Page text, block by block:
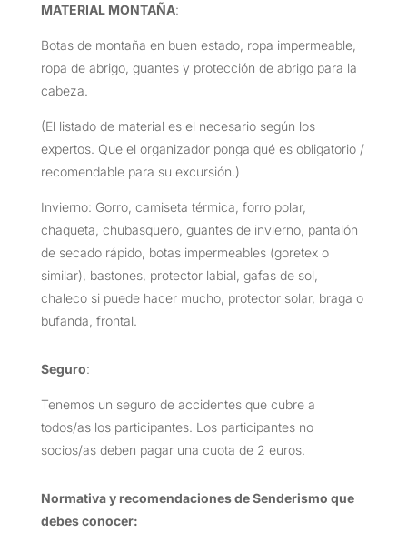
MATERIAL MONTAÑA:
Botas de montaña en buen estado, ropa impermeable,
ropa de abrigo, guantes y protección de abrigo para la
cabeza.
(El listado de material es el necesario según los
expertos. Que el organizador ponga qué es obligatorio /
recomendable para su excursión.)
Invierno: Gorro, camiseta térmica, forro polar,
chaqueta, chubasquero, guantes de invierno, pantalón
de secado rápido, botas impermeables (goretex o
similar), bastones, protector labial, gafas de sol,
chaleco si puede hacer mucho, protector solar, braga o
bufanda, frontal.
Seguro:
Tenemos un seguro de accidentes que cubre a
todos/as los participantes. Los participantes no
socios/as deben pagar una cuota de 2 euros.
Normativa y recomendaciones de Senderismo que
debes conocer: